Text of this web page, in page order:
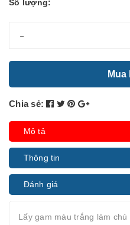
Số lượng:
-
Mua
Chia sẻ:
Mô tả
Thông tin
Đánh giá
Lấy gam màu trắng làm